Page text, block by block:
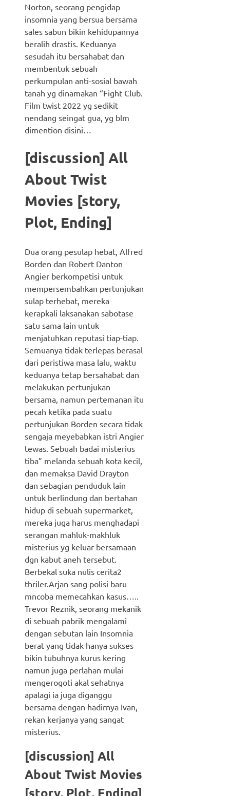
Norton, seorang pengidap
insomnia yang bersua bersama
sales sabun bikin kehidupannya
beralih drastis. Keduanya
sesudah itu bersahabat dan
membentuk sebuah
perkumpulan anti-sosial bawah
tanah yg dinamakan “Fight Club.
Film twist 2022 yg sedikit
nendang seingat gua, yg blm
dimention disini…
[discussion] All
About Twist
Movies [story,
Plot, Ending]
Dua orang pesulap hebat, Alfred
Borden dan Robert Danton
Angier berkompetisi untuk
mempersembahkan pertunjukan
sulap terhebat, mereka
kerapkali laksanakan sabotase
satu sama lain untuk
menjatuhkan reputasi tiap-tiap.
Semuanya tidak terlepas berasal
dari peristiwa masa lalu, waktu
keduanya tetap bersahabat dan
melakukan pertunjukan
bersama, namun pertemanan itu
pecah ketika pada suatu
pertunjukan Borden secara tidak
sengaja meyebabkan istri Angier
tewas. Sebuah badai misterius
tiba” melanda sebuah kota kecil,
dan memaksa David Drayton
dan sebagian penduduk lain
untuk berlindung dan bertahan
hidup di sebuah supermarket,
mereka juga harus menghadapi
serangan mahluk-makhluk
misterius yg keluar bersamaan
dgn kabut aneh tersebut.
Berbekal suka nulis cerita2
thriler.Arjan sang polisi baru
mncoba memecahkan kasus…..
Trevor Reznik, seorang mekanik
di sebuah pabrik mengalami
dengan sebutan lain Insomnia
berat yang tidak hanya sukses
bikin tubuhnya kurus kering
namun juga perlahan mulai
mengerogoti akal sehatnya
apalagi ia juga diganggu
bersama dengan hadirnya Ivan,
rekan kerjanya yang sangat
misterius.
[discussion] All
About Twist Movies
[story, Plot, Ending]